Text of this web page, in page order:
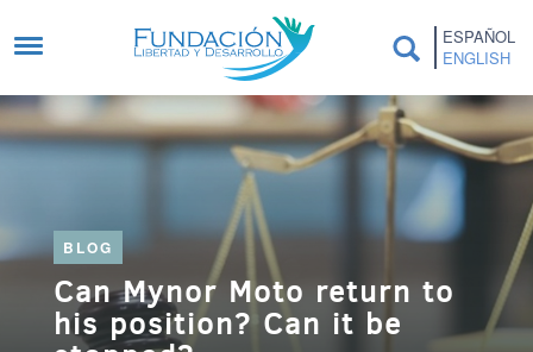
ESPAÑOL
ENGLISH
BLOG
Can Mynor Moto return to
his position? Can it be